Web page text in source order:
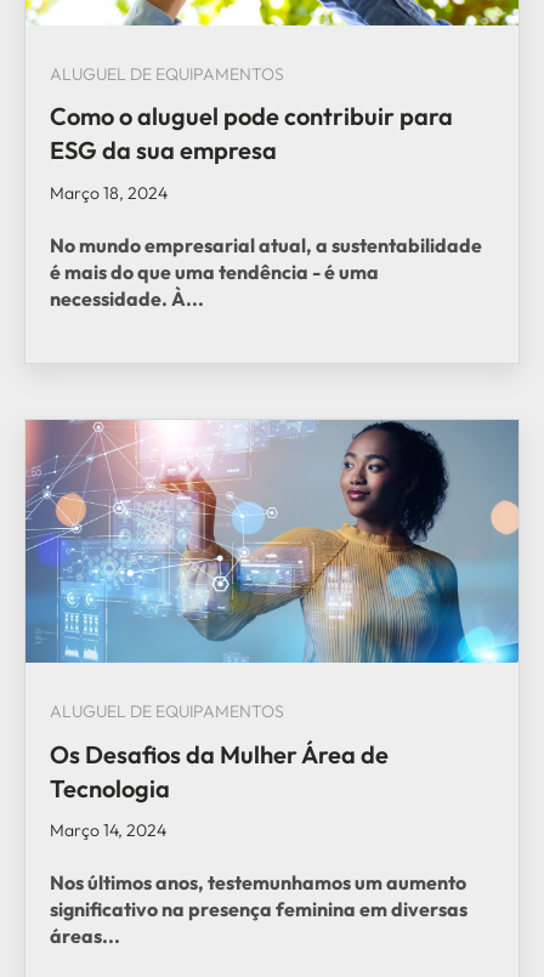
ALUGUEL DE EQUIPAMENTOS
Como o aluguel pode contribuir para
ESG da sua empresa
Março 18, 2024
No mundo empresarial atual, a sustentabilidade
é mais do que uma tendência - é uma
necessidade. À...
ALUGUEL DE EQUIPAMENTOS
Os Desafios da Mulher Área de
Tecnologia
Março 14, 2024
Nos últimos anos, testemunhamos um aumento
significativo na presença feminina em diversas
áreas...